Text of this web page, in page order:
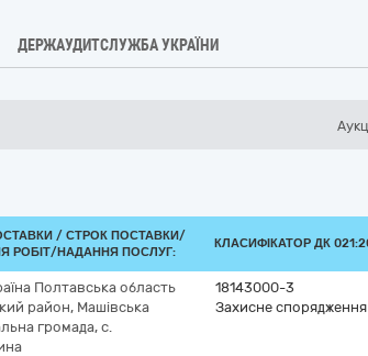
ДЕРЖАУДИТСЛУЖБА УКРАЇНИ
/ СТРОК ПОСТАВКИ/
РОБІТ/НАДАННЯ ПОСЛУГ:
КЛАСИФІКАТОР ДК
Полтавська область
район, Машівська
громада, с.
18143000-3
Захисне спорядження